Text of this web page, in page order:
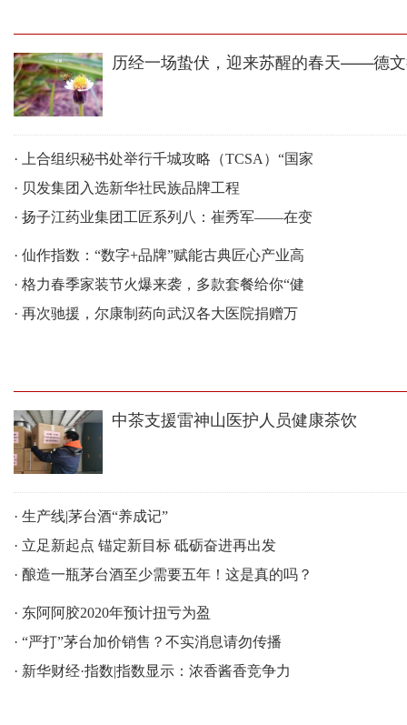
历经一场蛰伏，迎来苏醒的春天——德
·
上合组织秘书处举行千城攻略（TCSA）“国家
· 贝发集团入选新华社民族品牌工程
· 扬子江药业集团工匠系列八：崔秀军——在变
· 仙作指数：“数字+品牌”赋能古典匠心产业高
· 格力春季家装节火爆来袭，多款套餐给你“健
· 再次驰援，尔康制药向武汉各大医院捐赠万
中茶支援雷神山医护人员健康茶饮
· 生产线|茅台酒“养成记”
· 立足新起点 锚定新目标 砥砺奋进再出发
· 酿造一瓶茅台酒至少需要五年！这是真的吗？
· 东阿阿胶2020年预计扭亏为盈
· “严打”茅台加价销售？不实消息请勿传播
· 新华财经·指数|指数显示：浓香酱香竞争力